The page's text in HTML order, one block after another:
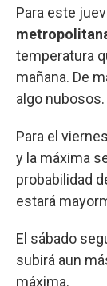
Para este
temperatura
mañana. De
algo nubosos.
Para el
y la máxima
probabilidad
estará
El sábado
subirá aun
máxima.